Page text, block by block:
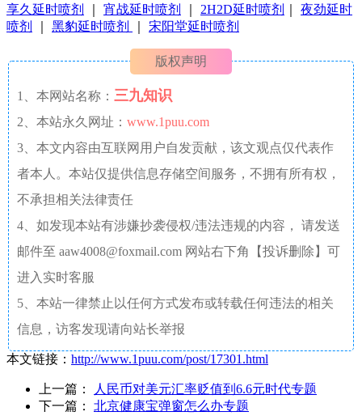
享久延时喷剂
宵战延时喷剂 2H2D延时喷剂
夜劲延时
喷剂
黑豹延时喷剂 宋阳堂延时喷剂
版权声明
1、本网站名称： 三九知识
2、本站永久网址： www.1puu.com
3、本文内容由互联网用户自发贡献，该文观点仅代表作
者本人。本站仅提供信息存储空间服务，不拥有所有权，
不承担相关法律责任
4、如发现本站有涉嫌抄袭侵权/违法违规的内容， 请发送
邮件至 aaw4008@foxmail.com 网站右下角【投诉删除】可
进入实时客服
5、本站一律禁止以任何方式发布或转载任何违法的相关
信息，访客发现请向站长举报
本文链接： http://www.1puu.com/post/17301.html
上一篇：
人民币对美元汇率贬值到6.6元时代专题
下一篇： 北京健康宝弹窗怎么办专题